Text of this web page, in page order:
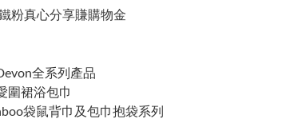
粉真心分享賺購物金
全系列產品
圍裙浴包巾
袋鼠背巾及包巾抱袋系列